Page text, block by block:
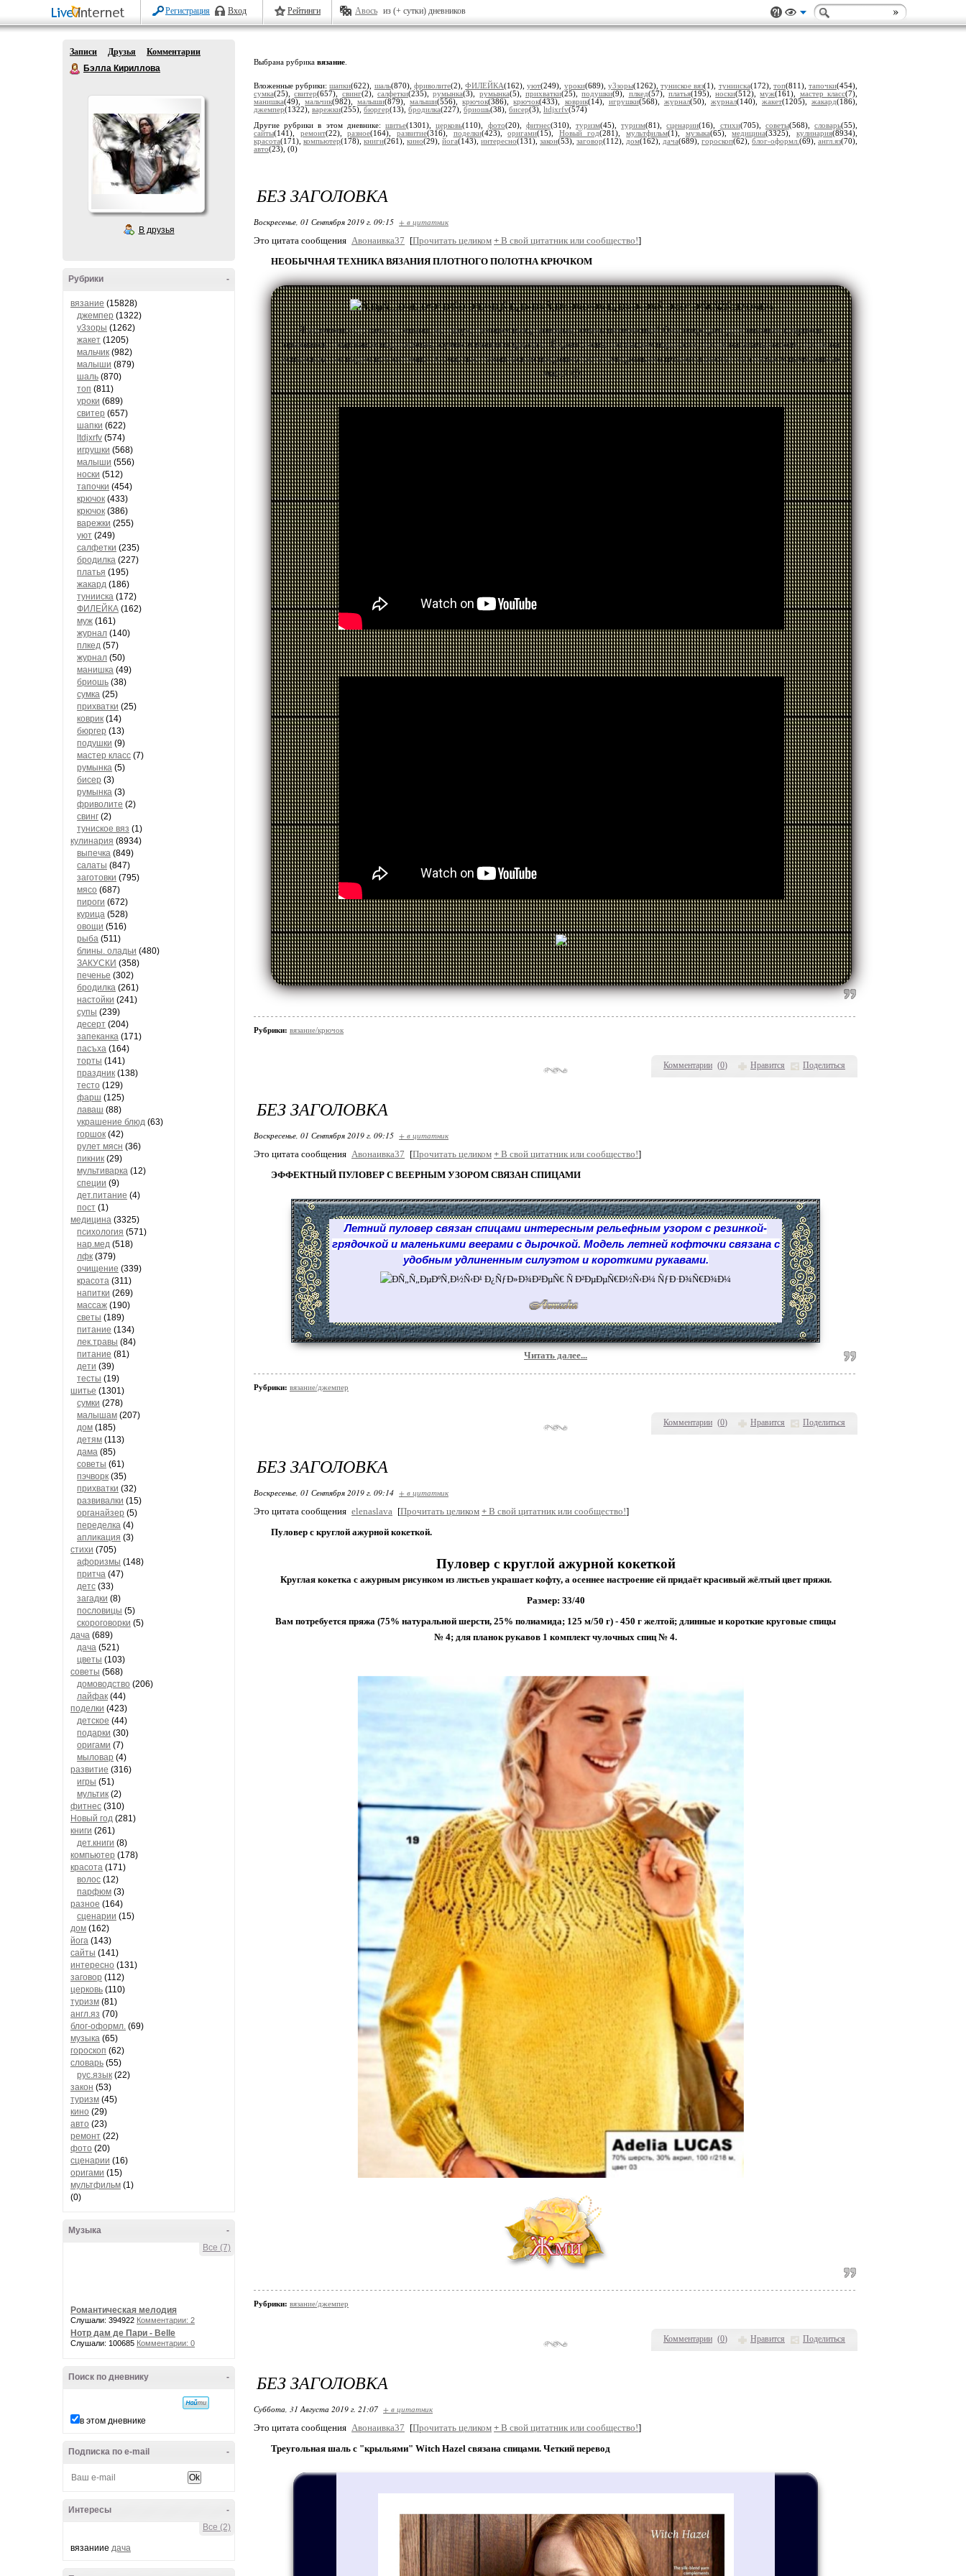
Регистрация Вход Рейтинги Авось из (+ сутки) дневников
Записи Друзья
Комментарии
Бэлла Кириллова
В друзья
-
Рубрики
вязание (15828)
джемпер (1322)
у3зоры (1262)
жакет (1205)
мальчик (982)
малыши (879)
шаль (870)
топ (811)
уроки (689)
свитер (657)
шапки (622)
ltdjxrfv (574)
игрушки (568)
малыши (556)
носки (512)
тапочки (454)
крючок (433)
крючок (386)
варежки (255)
уют (249)
салфетки (235)
бродилка (227)
платья (195)
жакард (186)
тунииска (172)
ФИЛЕЙКА (162)
муж (161)
журнал (140)
плкед (57)
журнал (50)
манишка (49)
бриошь (38)
сумка (25)
прихватки (25)
коврик (14)
бюргер (13)
подушки (9)
мастер класс (7)
румынка (5)
бисер (3)
румынка (3)
фриволите (2)
свинг (2)
туниское вяз (1)
кулинария (8934)
выпечка (849)
салаты (847)
заготовки (795)
мясо (687)
пироги (672)
курица (528)
овощи (516)
рыба (511)
блины. оладьи (480)
ЗАКУСКИ (358)
печенье (302)
бродилка (261)
настойки (241)
супы (239)
десерт (204)
запеканка (171)
пасъха (164)
торты (141)
праздник (138)
тесто (129)
фарш (125)
лаваш (88)
украшение блюд (63)
горшок (42)
рулет мясн (36)
пикник (29)
мультиварка (12)
специи (9)
дет.питание (4)
пост (1)
медицина (3325)
психология (571)
нар.мед (518)
лфк (379)
очищение (339)
красота (311)
напитки (269)
массаж (190)
светы (189)
питание (134)
лек.травы (84)
питание (81)
дети (39)
тесты (19)
шитье (1301)
сумки (278)
малышам (207)
дом (185)
детям (113)
дама (85)
советы (61)
пэчворк (35)
прихватки (32)
развивалки (15)
органайзер (5)
переделка (4)
апликация (3)
стихи (705)
афоризмы (148)
притча (47)
детс (33)
загадки (8)
пословицы (5)
скороговорки (5)
дача (689)
дача (521)
цветы (103)
советы (568)
домоводство (206)
лайфак (44)
поделки (423)
детское (44)
подарки (30)
оригами (7)
мыловар (4)
развитие (316)
игры (51)
мультик (2)
фитнес (310)
Новый год (281)
книги (261)
дет.книги (8)
компьютер (178)
красота (171)
волос (12)
парфюм (3)
разное (164)
сценарии (15)
дом (162)
йога (143)
сайты (141)
интересно (131)
заговор (112)
церковь (110)
туризм (81)
англ.яз (70)
блог-оформл. (69)
музыка (65)
гороскоп (62)
словарь (55)
рус.язык (22)
закон (53)
туризм (45)
кино (29)
авто (23)
ремонт (22)
фото (20)
сценарии (16)
оригами (15)
мультфильм (1)
(0)
-
Музыка
Все (7)
Романтическая мелодия
Слушали: 394922 Комментарии: 2
Нотр дам де Пари - Belle
Слушали: 100685 Комментарии: 0
-
Поиск по дневнику
в этом дневнике
-
Подписка по e-mail
-
Интересы
Все (2)
вязаниие дача
Выбрана рубрика вязание
Вложенные рубрики:шапки(622), шаль(870), фриволите(2),ФИЛЕЙКА(162),уют(249), уроки(689), у3зоры(1262),туниское вяз(1), тунииска(172), топ(811),тапочки(454),
сумка(25),свитер(657), свинг(2), салфетки(235),румынка(3), румынка(5), прихватки(25),подушки(9), плкед(57), платья(195),носки(512),муж(161), мастер класс(7),
манишка(49),мальчик(982),малыши(879),малыши(556),крючок(386),крючок(433), коврик(14), игрушки(568), журнал(50), журнал(140), жакет(1205),жакард(186),
джемпер(1322), варежки(255), бюргер(13), бродилка(227), бриошь(38), бисер(3), ltdjxrfv(574)
Другие рубрики в этом дневнике:шитье(1301),церковь(110), фото(20), фитнес(310), туризм(45),туризм(81),сценарии(16), стихи(705), советы(568),словарь(55),
сайты(141), ремонт(22),разное(164), развитие(316), поделки(423),оригами(15), Новый год(281),мультфильм(1), музыка(65),медицина(3325),кулинария(8934),
красота(171), компьютер(178), книги(261), кино(29), йога(143), интересно(131), закон(53), заговор(112), дом(162), дача(689), гороскоп(62), блог-оформл. (69), англ.яз(70),
авто(23), (0)
Комментарии (0) Нравится Поделиться
БЕЗ ЗАГОЛОВКА
Воскресенье, 01 Сентября 2019 г. 09:15 + в цитатник
Это цитата сообщения Авонаивка37 [Прочитать целиком + В свой цитатник или сообщество!]
НЕОБЫЧНАЯ ТЕХНИКА ВЯЗАНИЯ ПЛОТНОГО ПОЛОТНА КРЮЧКОМ
Я возможно отстала от жизни, но такую технику вижу впервые, очень интересная! Она подходит для вязания ковриков,
прихваток, подставок под горячее, сумок и многого другого. Видео снова, по закону подлости, то ли на итальянском, то ли на
испанском, но видно все отлично. К счастью техническая продвинутость рукодельниц планеты растет на глазах у изумленных
масс! 🙂
Рубрики: вязание/крючок
Комментарии (0) Нравится Поделиться
БЕЗ ЗАГОЛОВКА
Воскресенье, 01 Сентября 2019 г. 09:15 + в цитатник
Это цитата сообщения Авонаивка37 [Прочитать целиком + В свой цитатник или сообщество!]
ЭФФЕКТНЫЙ ПУЛОВЕР С ВЕЕРНЫМ УЗОРОМ СВЯЗАН СПИЦАМИ
Летний пуловер связан спицами интересным рельефным узором с резинкой-
грядочкой и маленькими веерами с дырочкой. Модельлетней кофточкисвязана с
удобным удлиненным силуэтом и короткими рукавами.
Читать далее...
Рубрики: вязание/джемпер
Комментарии (0) Нравится Поделиться
БЕЗ ЗАГОЛОВКА
Воскресенье, 01 Сентября 2019 г. 09:14 + в цитатник
Это цитата сообщения elenaslava [Прочитать целиком + В свой цитатник или сообщество!]
Пуловер с круглой ажурной кокеткой.
Пуловер с круглой ажурной кокеткой
Круглая кокетка с ажурным рисунком из листьев украшает кофту, а осеннее настроение ей придаёт красивый жёлтый цвет пряжи.
Размер: 33/40
Вам потребуется пряжа (75% натуральной шерсти, 25% полиамида; 125 м/50 г) - 450 г желтой; длинные и короткие круговые спицы
№ 4; для планок рукавов 1 комплект чулочных спиц № 4.
Рубрики: вязание/джемпер
БЕЗ ЗАГОЛОВКА
Суббота, 31 Августа 2019 г. 21:07 + в цитатник
Это цитата сообщения Авонаивка37 [Прочитать целиком + В свой цитатник или сообщество!]
Треугольная шаль с "крыльями" Witch Hazel связана спицами. Четкий перевод